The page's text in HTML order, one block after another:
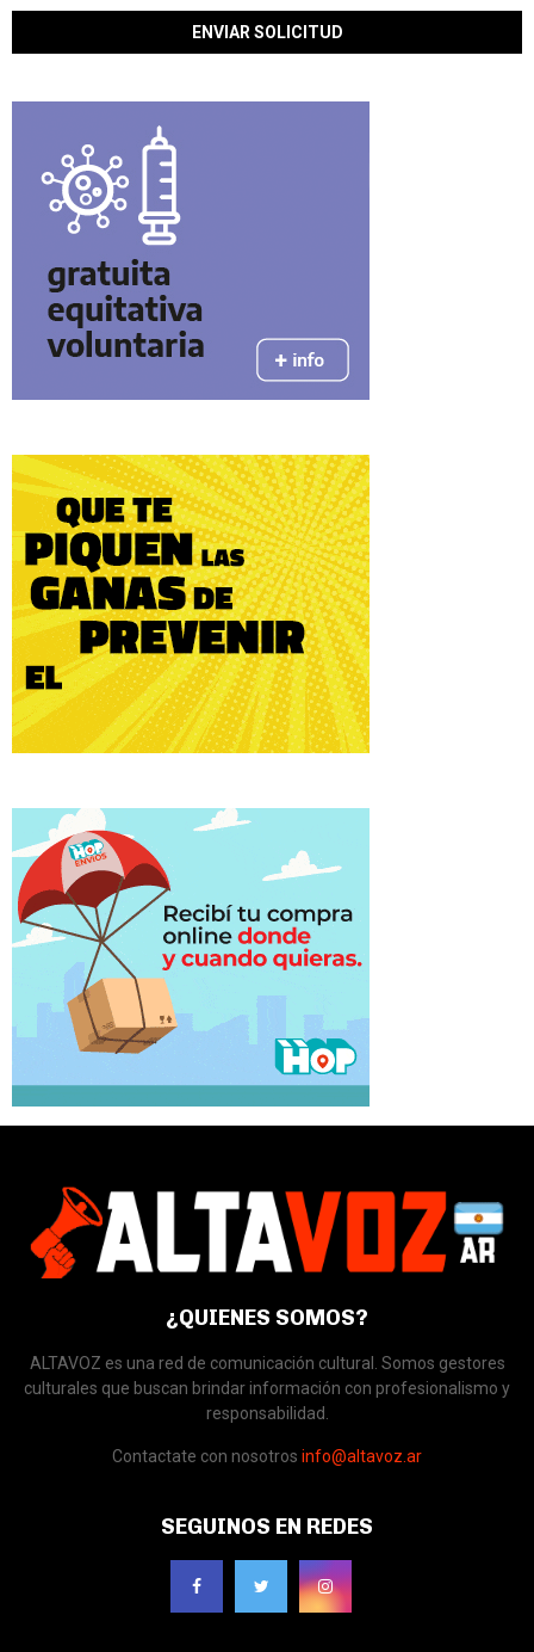
¿QUIENES SOMOS?
ALTAVOZ es una red de comunicación cultural. Somos gestores
culturales que buscan brindar información con profesionalismo y
responsabilidad.
Contactate con nosotros info@altavoz.ar
SEGUINOS EN REDES